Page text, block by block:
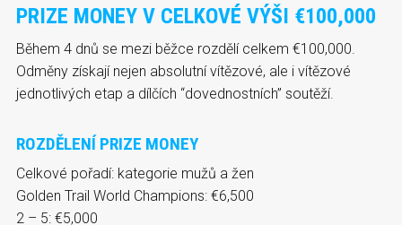
PRIZE MONEY V CELKOVÉ VÝŠI €100,000
Během 4 dnů se mezi běžce rozdělí celkem €100,000.
Odměny získají nejen absolutní vítězové, ale i vítězové
jednotlivých etap a dílčích “dovednostních” soutěží.
ROZDĚLENÍ PRIZE MONEY
Celkové pořadí: kategorie mužů a žen
Golden Trail World Champions: €6,500
2 – 5: €5,000